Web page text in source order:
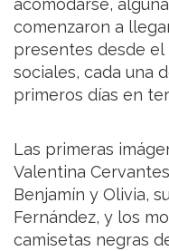
acomodarse,
comenzaron a
presentes desde
sociales, cada una
primeros días en
Las primeras
Valentina
Benjamín y Olivia,
Fernández, y los
camisetas negras